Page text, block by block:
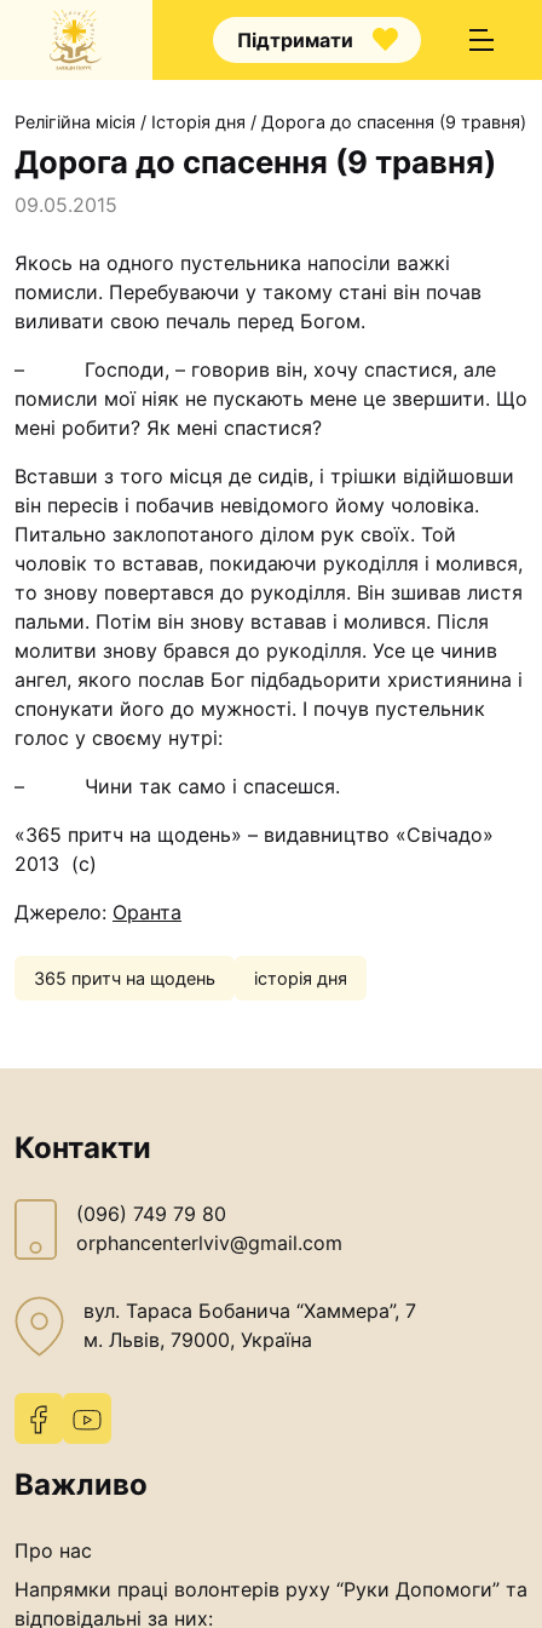
Підтримати
Капелани
Волонтерство
Наші напрямки праці
Наш покровитель
Проекти
Футбольна команда
Кулінарний гурток
Іконописна школа
“Капеланчики”
Альтернатива
одна родина
“КОПА”
З рук в руки
(096) 749 79 80
Релігійна місія / Історія дня / Дорога до спасення (9 травня)
Дорога до спасення (9 травня)
09.05.2015
Якось на одного пустельника напосіли важкі
помисли. Перебуваючи у такому стані він почав
виливати свою печаль перед Богом.
– Господи, – говорив він, хочу спастися, але
помисли мої ніяк не пускають мене це звершити. Що
мені робити? Як мені спастися?
Вставши з того місця де сидів, і трішки відійшовши
він пересів і побачив невідомого йому чоловіка.
Питально заклопотаного ділом рук своїх. Той
чоловік то вставав, покидаючи рукоділля і молився,
то знову повертався до рукоділля. Він зшивав листя
пальми. Потім він знову вставав і молився. Після
молитви знову брався до рукоділля. Усе це чинив
ангел, якого послав Бог підбадьорити християнина і
спонукати його до мужності. І почув пустельник
голос у своєму нутрі:
– Чини так само і спасешся.
«365 притч на щодень» – видавництво «Свічадо»
2013 (с)
Джерело: Оранта
365 притч на щодень історія дня
Контакти
(096) 749 79 80
orphancenterlviv@gmail.com
вул. Тараса Бобанича “Хаммера”, 7
м. Львів, 79000, Україна
Важливо
Про нас
Напрямки праці волонтерів руху “Руки Допомоги” та
відповідальні за них: